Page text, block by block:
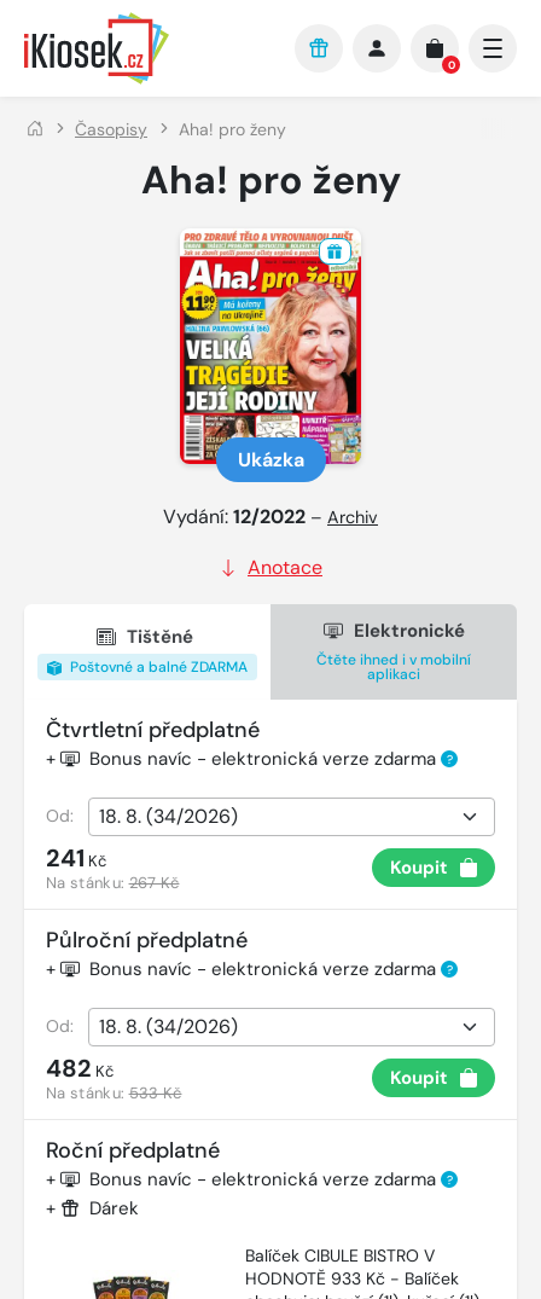
Přejít na hlavní obsah
0
Časopisy Aha! pro ženy
Aha! pro ženy
Ukázka
Vydání:12/2022 – Archiv
Anotace
Tištěné
Poštovné a balné ZDARMA
Elektronické
Čtěte ihned i v mobilní
aplikaci
Čtvrtletní předplatné
+ Bonus navíc - elektronická verze zdarma ?
Od:
241 Kč
Na stánku:267 Kč
Koupit
Půlroční předplatné
+ Bonus navíc - elektronická verze zdarma ?
Od:
482 Kč
Na stánku:533 Kč
Koupit
Roční předplatné
+ Bonus navíc - elektronická verze zdarma ?
+ Dárek
Balíček CIBULE BISTRO V
HODNOTĚ 933 Kč - Balíček